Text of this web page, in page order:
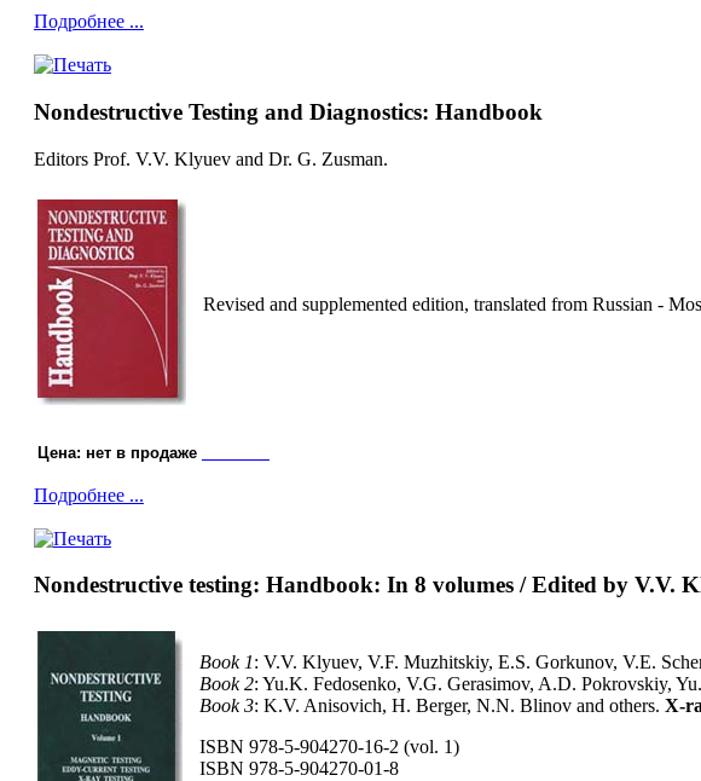
Подробнее ...
Nondestructive Testing and Diagnostics: Handbook
Editors Prof. V.V. Klyuev and Dr. G. Zusman.
Revised and supplemented edition, translated from Russian -
Цена: нет в продаже
Подробнее ...
Nondestructive testing: Handbook: In 8 volumes / Еdited by V.V.
Book 1: V.V. Klyuev, V.F. Muzhitskiy, E.S. Gorkunov, V.E.
Book 2: Yu.K. Fedosenko, V.G. Gerasimov, A.D. Pokrovskiy,
Book 3: K.V. Anisovich, H. Berger, N.N. Blinov and others. X-
ISBN 978-5-904270-16-2 (vol. 1)
ISBN 978-5-904270-01-8